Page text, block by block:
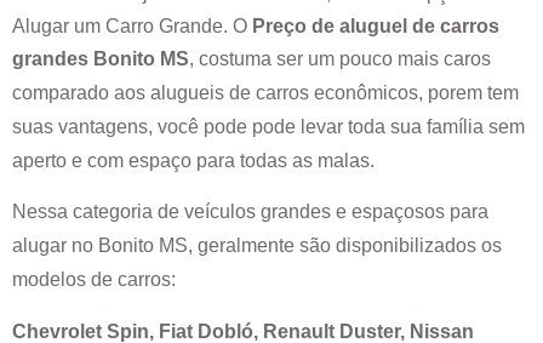
Alugar um Carro Grande. O Preço de aluguel de carros
grandes Bonito MS, costuma ser um pouco mais caros
comparado aos alugueis de carros econômicos, porem tem
suas vantagens, você pode pode levar toda sua família sem
aperto e com espaço para todas as malas.
Nessa categoria de veículos grandes e espaçosos para
alugar no Bonito MS, geralmente são disponibilizados os
modelos de carros:
Chevrolet Spin, Fiat Dobló, Renault Duster, Nissan